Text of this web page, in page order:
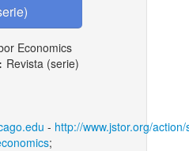
Economics
Revista (serie)
- http://www.jstor.org/
;